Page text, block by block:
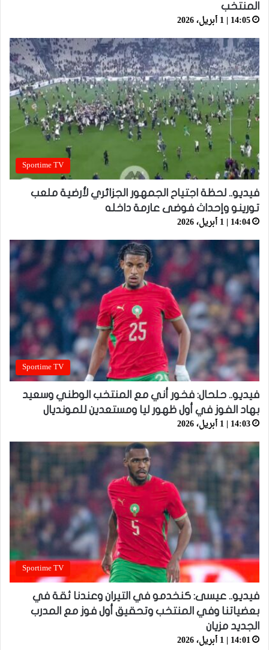
المنتخب
14:05 | 1 أبريل، 2026
Sportime TV
فيديو.. لحظة اجتياح الجمهور الجزائري لأرضية ملعب
تورينو وإحداث فوضى عارمة داخله
14:04 | 1 أبريل، 2026
Sportime TV
فيديو.. حلحال: فخور أني مع المنتخب الوطني وسعيد
بهاد الفوز في أول ظهور ليا ومستعدين للمونديال
14:03 | 1 أبريل، 2026
Sportime TV
فيديو.. عيسى: كنخدمو في التيران وعندنا ثقة في
بعضياتنا وفي المنتخب وتحقيق أول فوز مع المدرب
الجديد مزيان
14:01 | 1 أبريل، 2026